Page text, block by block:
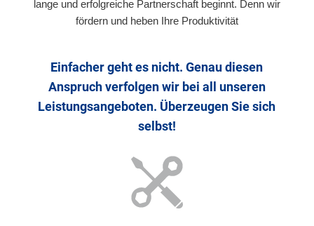
lange und erfolgreiche Partnerschaft beginnt. Denn wir
fördern und heben Ihre Produktivität
Einfacher geht es nicht. Genau diesen
Anspruch verfolgen wir bei all unseren
Leistungsangeboten. Überzeugen Sie sich
selbst!